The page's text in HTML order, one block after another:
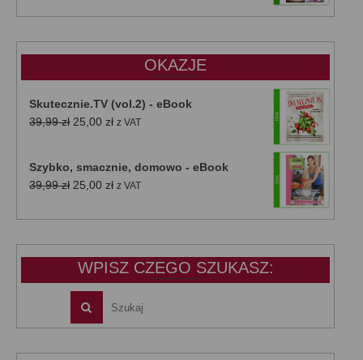
wynosiła:wynosi:
OKAZJE
Skutecznie.TV (vol.2) - eBook
39,99zł Pierwotna
39,99 zł.
25,00 złAktualna
25,00 zł.
z VAT
Szybko, smacznie, domowo - eBook
39,99zł Pierwotna
wynosiła:
25,00 złAktualna
wynosi:
z VAT
WPISZ CZEGO SZUKASZ: